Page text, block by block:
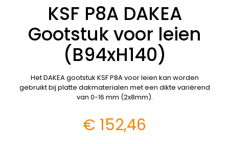
KSF P8A DAKEA
Gootstuk voor leien
(B94xH140)
Het DAKEA gootstuk KSF P8A voor leien kan worden
gebruikt bij platte dakmaterialen met een dikte variërend
van 0-16 mm (2x8mm).
€ 152,46